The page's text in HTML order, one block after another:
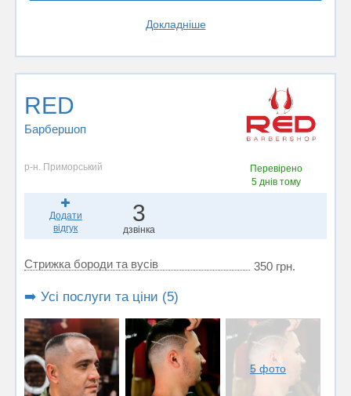
Докладніше
RED
Барбершоп
р-н. Приморський
Перевірено
5 днів тому
Додати
відгук
3
дзвінка
Стрижка бороди та вусів 350 грн.
➡️ Усі послуги та ціни (5)
5 фото